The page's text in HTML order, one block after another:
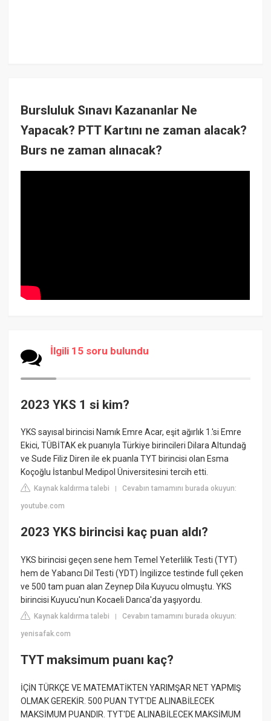
Bursluluk Sınavı Kazananlar Ne
Yapacak? PTT Kartını ne zaman alacak?
Burs ne zaman alınacak?
İlgili 15 soru bulundu
2023 YKS 1 si kim?
YKS sayısal birincisi Namık Emre Acar, eşit ağırlık 1.'si Emre
Ekici, TÜBİTAK ek puanıyla Türkiye birincileri Dilara Altundağ
ve Sude Filiz Diren ile ek puanla TYT birincisi olan Esma
Koçoğlu İstanbul Medipol Üniversitesini tercih etti.
Kaynak kaldırma talebi |Cevabın tamamını burada okuyun:
youtube.com
2023 YKS birincisi kaç puan aldı?
YKS birincisi geçen sene hem Temel Yeterlilik Testi (TYT)
hem de Yabancı Dil Testi (YDT) İngilizce testinde full çeken
ve 500 tam puan alan Zeynep Dila Kuyucu olmuştu. YKS
birincisi Kuyucu'nun Kocaeli Darıca'da yaşıyordu.
Kaynak kaldırma talebi |Cevabın tamamını burada okuyun:
yenisafak.com
TYT maksimum puanı kaç?
İÇİN TÜRKÇE VE MATEMATİKTEN YARIMŞAR NET YAPMIŞ
OLMAK GEREKİR. 500 PUAN TYT'DE ALINABİLECEK
MAKSİMUM PUANDIR. TYT'DE ALINABİLECEK MAKSİMUM